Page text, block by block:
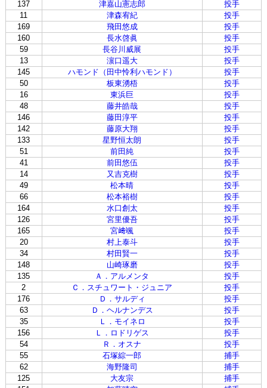
137 津嘉山憲志郎
投手
11
津森宥紀
投手
169
飛田悠成
投手
160
長水啓眞
投手
59
長谷川威展
投手
13
濵口遥大
投手
145
ハモンド（田中怜利ハモンド）
投手
50
板東湧梧
投手
16
東浜巨
投手
48
藤井皓哉
投手
146
藤田淳平
投手
142
藤原大翔
投手
133
星野恒太朗
投手
51
前田純
投手
41
前田悠伍
投手
14
又吉克樹
投手
49
松本晴
投手
66
松本裕樹
投手
164
水口創太
投手
126
宮里優吾
投手
165
宮﨑颯
投手
20
村上泰斗
投手
34
村田賢一
投手
148
山崎琢磨
投手
135
Ａ．アルメンタ
投手
2
Ｃ．スチュワート・ジュニア
投手
176
Ｄ．サルディ
投手
63
Ｄ．ヘルナンデス
投手
35
Ｌ．モイネロ
投手
156
Ｌ．ロドリゲス
投手
54
Ｒ．オスナ
投手
55
石塚綜一郎
捕手
62
海野隆司
捕手
125
大友宗
捕手